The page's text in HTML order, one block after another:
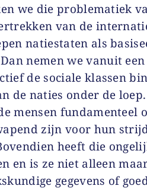
we die problematiek
van de
natiestaten als
nemen we vanuit
de sociale klassen
de naties onder de
mensen fundamenteel
zijn voor hun
heeft die
en is ze niet alleen
gegevens of